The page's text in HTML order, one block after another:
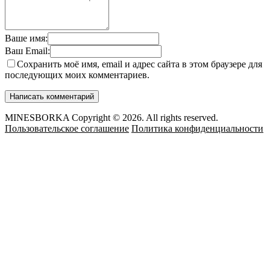
Ваше имя:
Ваш Email:
Сохранить моё имя, email и адрес сайта в этом браузере для
последующих моих комментариев.
MINESBORKA Copyright © 2026. All rights reserved.
Пользовательское соглашение Политика конфиденциальности